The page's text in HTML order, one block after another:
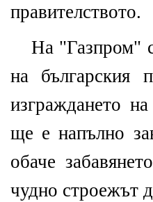
правителството.
На "Газпром"
на българския
изграждането
ще е напълно
обаче
чудно строежът